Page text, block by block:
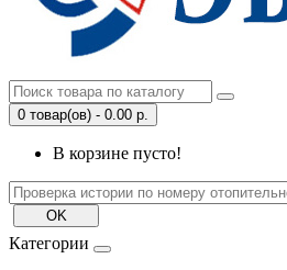
0 товар(ов) - 0.00 р.
В корзине пусто!
Категории